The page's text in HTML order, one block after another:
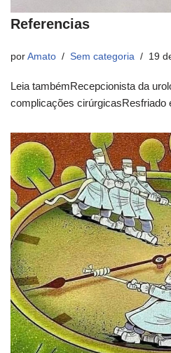
Referencias
por Amato Sem categoria 19
Leia tambémRecepcionista da
complicações cirúrgicasResfriado